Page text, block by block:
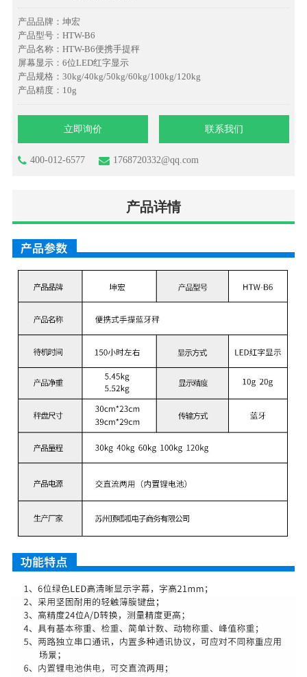
产品品牌：坤宏
产品型号：HTW-B6
产品名称：HTW-B6便携手提秤
屏幕显示：6位LED红字显示
产品规格：30kg/40kg/50kg/60kg/100kg/120kg
产品精度：10g
立即询价 联系我们
400-012-6577 1768720332@qq.com
产品详情